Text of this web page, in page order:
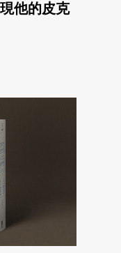
他的皮克